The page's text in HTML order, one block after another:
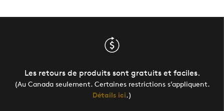
Les retours de produits sont gratuits et faciles.
(Au Canada seulement. Certaines restrictions s’appliquent.
Détails ici.)